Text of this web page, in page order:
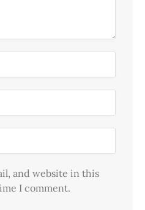
and website in this
I comment.